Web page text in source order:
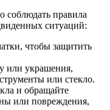
соблюдать правила
ситуаций:
чтобы защитить
или украшения,
или стекло.
и обращайте
или повреждения,